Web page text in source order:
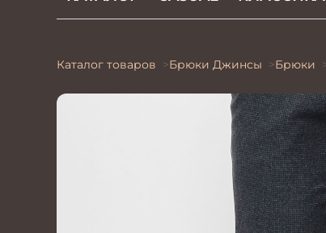
Каталог товаров Брюки Джинсы Брюки